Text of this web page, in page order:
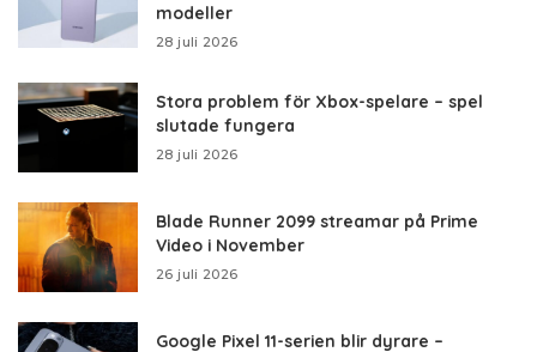
modeller
28 juli 2026
Stora problem för Xbox-spelare – spel
slutade fungera
28 juli 2026
Blade Runner 2099 streamar på Prime
Video i November
26 juli 2026
Google Pixel 11-serien blir dyrare –